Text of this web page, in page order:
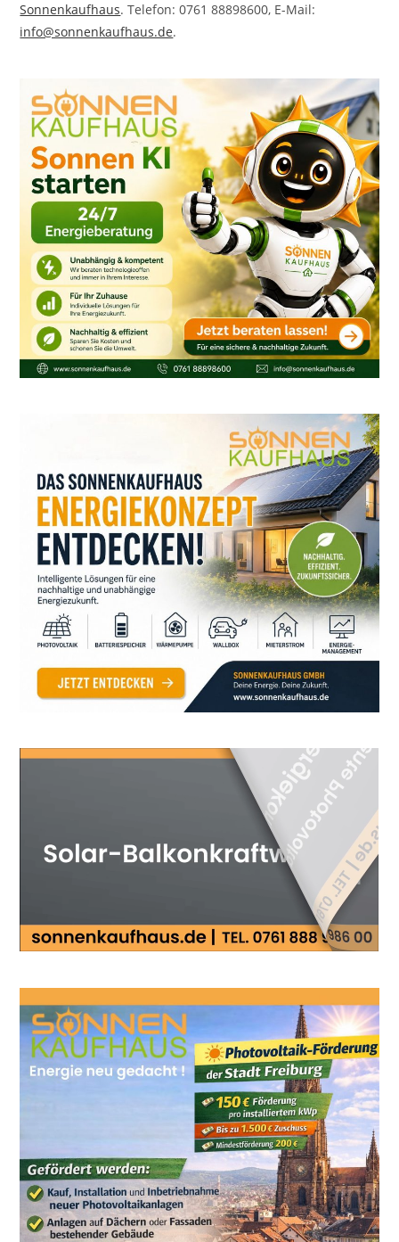
Sonnenkaufhaus. Telefon: 0761 88898600, E-Mail:
info@sonnenkaufhaus.de.